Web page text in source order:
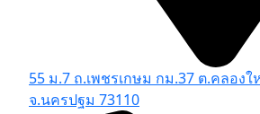
55 ม.7 ถ.เพชรเกษม กม.37 ต.คลอง
จ.นครปฐม 73110